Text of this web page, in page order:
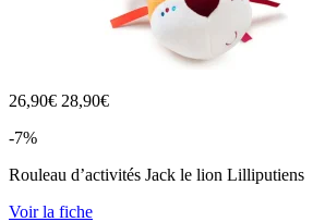
26,90€ 28,90€
-7%
Rouleau d’activités Jack le lion Lilliputiens
Voir la fiche